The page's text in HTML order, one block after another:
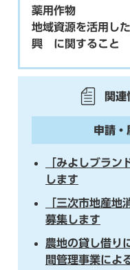
薬用作物
地域資源を活用し
興 に関すること
関連
申請・
「みよしブラン
します
「三次市地産地
募集します
農地の貸し借り
間管理事業によ